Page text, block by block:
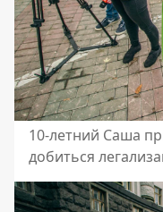
10-летний Саша
добиться